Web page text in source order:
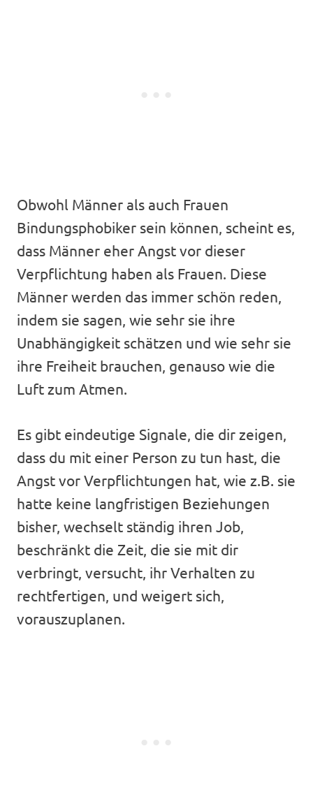
Obwohl Männer als auch Frauen
Bindungsphobiker sein können, scheint es,
dass Männer eher Angst vor dieser
Verpflichtung haben als Frauen. Diese
Männer werden das immer schön reden,
indem sie sagen, wie sehr sie ihre
Unabhängigkeit schätzen und wie sehr sie
ihre Freiheit brauchen, genauso wie die
Luft zum Atmen.
Es gibt eindeutige Signale, die dir zeigen,
dass du mit einer Person zu tun hast, die
Angst vor Verpflichtungen hat, wie z.B. sie
hatte keine langfristigen Beziehungen
bisher, wechselt ständig ihren Job,
beschränkt die Zeit, die sie mit dir
verbringt, versucht, ihr Verhalten zu
rechtfertigen, und weigert sich,
vorauszuplanen.